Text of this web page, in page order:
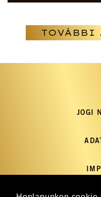
TOVÁBBI
JOGI